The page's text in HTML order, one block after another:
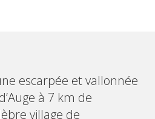
escarpée et vallonnée
à 7 km de
village de